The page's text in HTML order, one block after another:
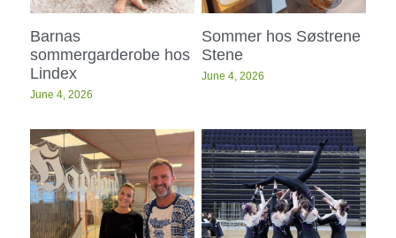
Barnas
sommergarderobe hos
Lindex
June 4, 2026
Sommer hos Søstrene
Stene
June 4, 2026